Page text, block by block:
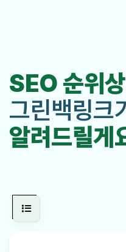
SEO 순위
그린백링크
알려드릴게